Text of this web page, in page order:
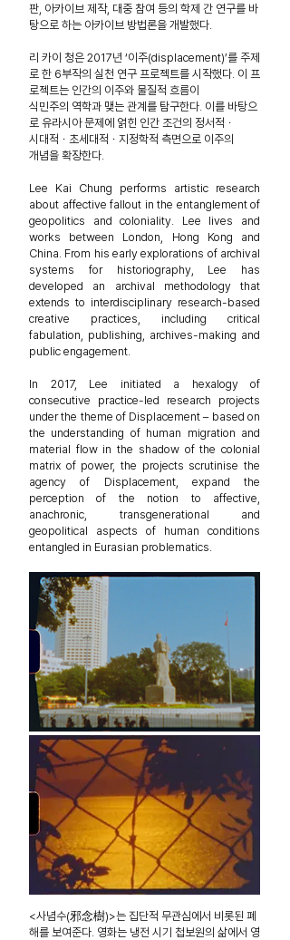
판, 아카이브 제작, 대중 참여 등의 학제 간 연구를 바
탕으로 하는 아카이브 방법론을 개발했다.
리 카이 청은 2017년 ‘이주(displacement)’를 주제
로 한 6부작의 실천 연구 프로젝트를 시작했다. 이 프
로젝트는 인간의 이주와 물질적 흐름이
식민주의 역학과 맺는 관계를 탐구한다. 이를 바탕으
로 유라시아 문제에 얽힌 인간 조건의 정서적ㆍ
시대적ㆍ초세대적ㆍ지정학적 측면으로 이주의
개념을 확장한다.
Lee Kai Chung performs artistic research
about affective fallout in the entanglement of
geopolitics and coloniality. Lee lives and
works between London, Hong Kong and
China. From his early explorations of archival
systems for historiography, Lee has
developed an archival methodology that
extends to interdisciplinary research-based
creative practices, including critical
fabulation, publishing, archives-making and
public engagement.
In 2017, Lee initiated a hexalogy of
consecutive practice-led research projects
under the theme of Displacement – based on
the understanding of human migration and
material flow in the shadow of the colonial
matrix of power, the projects scrutinise the
agency of Displacement, expand the
perception of the notion to affective,
anachronic, transgenerational and
geopolitical aspects of human conditions
entangled in Eurasian problematics.
<사념수(邪念樹)>는 집단적 무관심에서 비롯된 폐
해를 보여준다. 영화는 냉전 시기 첩보원의 삶에서 영